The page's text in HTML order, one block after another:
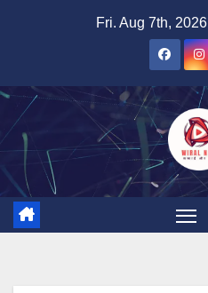
Fri. Aug 7th, 2026